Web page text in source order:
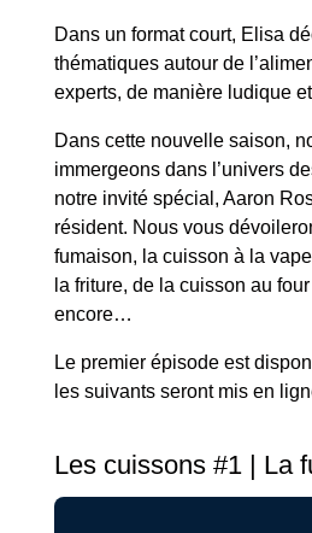
Dans un format court, Elisa
thématiques autour de
experts, de manière ludique
Dans cette nouvelle saison,
immergeons dans l’univers
notre invité spécial, Aaron
résident. Nous vous
fumaison, la cuisson à la
la friture, de la cuisson au
encore…
Le premier épisode est
les suivants seront mis en
Les cuissons #1 | La